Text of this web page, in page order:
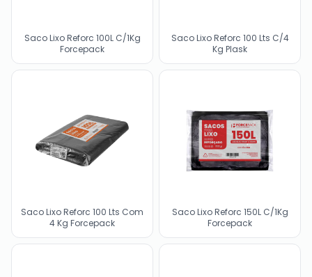
Saco Lixo Reforc 100L C/1Kg
Forcepack
Saco Lixo Reforc 100 Lts C/4
Kg Plask
Saco Lixo Reforc 100 Lts Com
4 Kg Forcepack
Saco Lixo Reforc 150L C/1Kg
Forcepack